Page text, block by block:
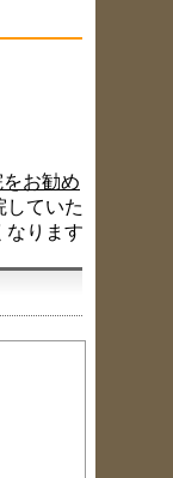
お勧め
していた
なります